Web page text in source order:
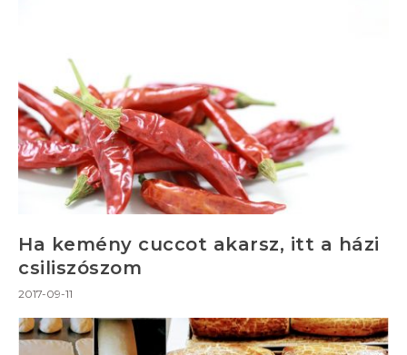
Ha kemény cuccot akarsz, itt a házi
csiliszószom
2017-09-11